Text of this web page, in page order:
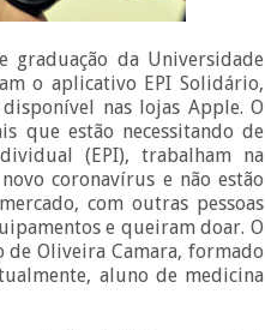
graduação da Universidade
o aplicativo EPI Solidário,
nas lojas Apple. O
que estão necessitando de
(EPI), trabalham na
coronavírus e não estão
com outras pessoas
e queiram doar. O
Oliveira Camara, formado
aluno de medicina